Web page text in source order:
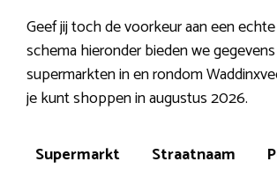
Geef jij toch de voorkeur aan een
schema hieronder bieden we
supermarkten in en rondom
je kunt shoppen in augustus 2026.
Supermarkt Straatnaam